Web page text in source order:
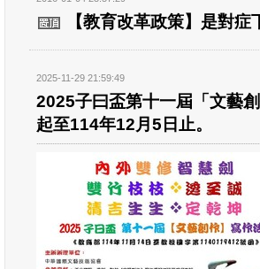
【教育改革政策】是對症
2025-11-29 21:59:49
2025子曰盃第十一屆「文藝
起至114年12月5日止。